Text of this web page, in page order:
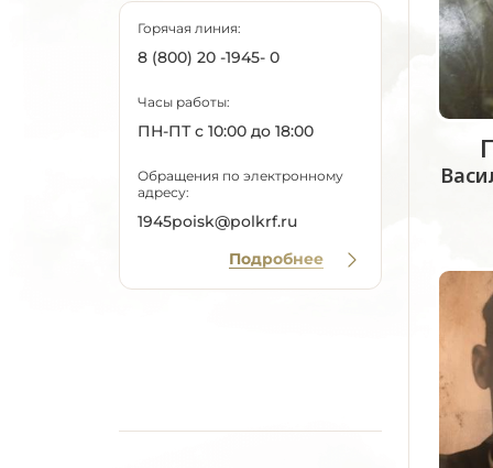
Горячая линия:
8 (800) 20 -1945- 0
Часы работы:
ПН-ПТ с 10:00 до 18:00
Обращения по электронному
адресу:
1945poisk@polkrf.ru
Подробнее